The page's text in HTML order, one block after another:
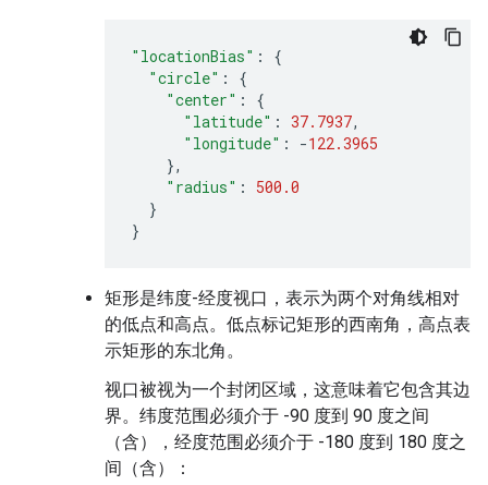
"locationBias" :
{
"circle" :
{
"center" :
{
"latitude" : 37.7937,
"longitude" : -122.3965
},
"radius" :
500.0
}
}
矩形是纬度-经度视口，表示为两个对角线相对
的低点和高点。低点标记矩形的西南角，高点表
示矩形的东北角。
视口被视为一个封闭区域，这意味着它包含其边
界。纬度范围必须介于 -90 度到 90 度之间
（含），经度范围必须介于 -180 度到 180 度之
间（含）：